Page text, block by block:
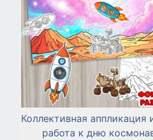
Коллективная аппликация
работа к дню